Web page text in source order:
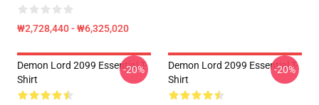
₩2,728,440 - ₩6,325,020
Demon Lord 2099 Essential T-
Shirt
-20%
Demon Lord 2099 Essential T-
Shirt
-20%